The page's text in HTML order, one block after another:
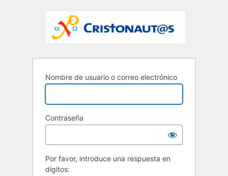
Nombre de usuario o correo electrónico
Contraseña
Por favor, introduce una respuesta en
dígitos: